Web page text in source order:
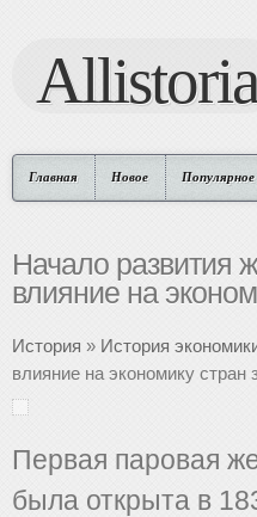
Allistoria
Главная Новое Популярное
Начало развития
влияние на
История » История
влияние на экономику стран
Первая паровая
была открыта в